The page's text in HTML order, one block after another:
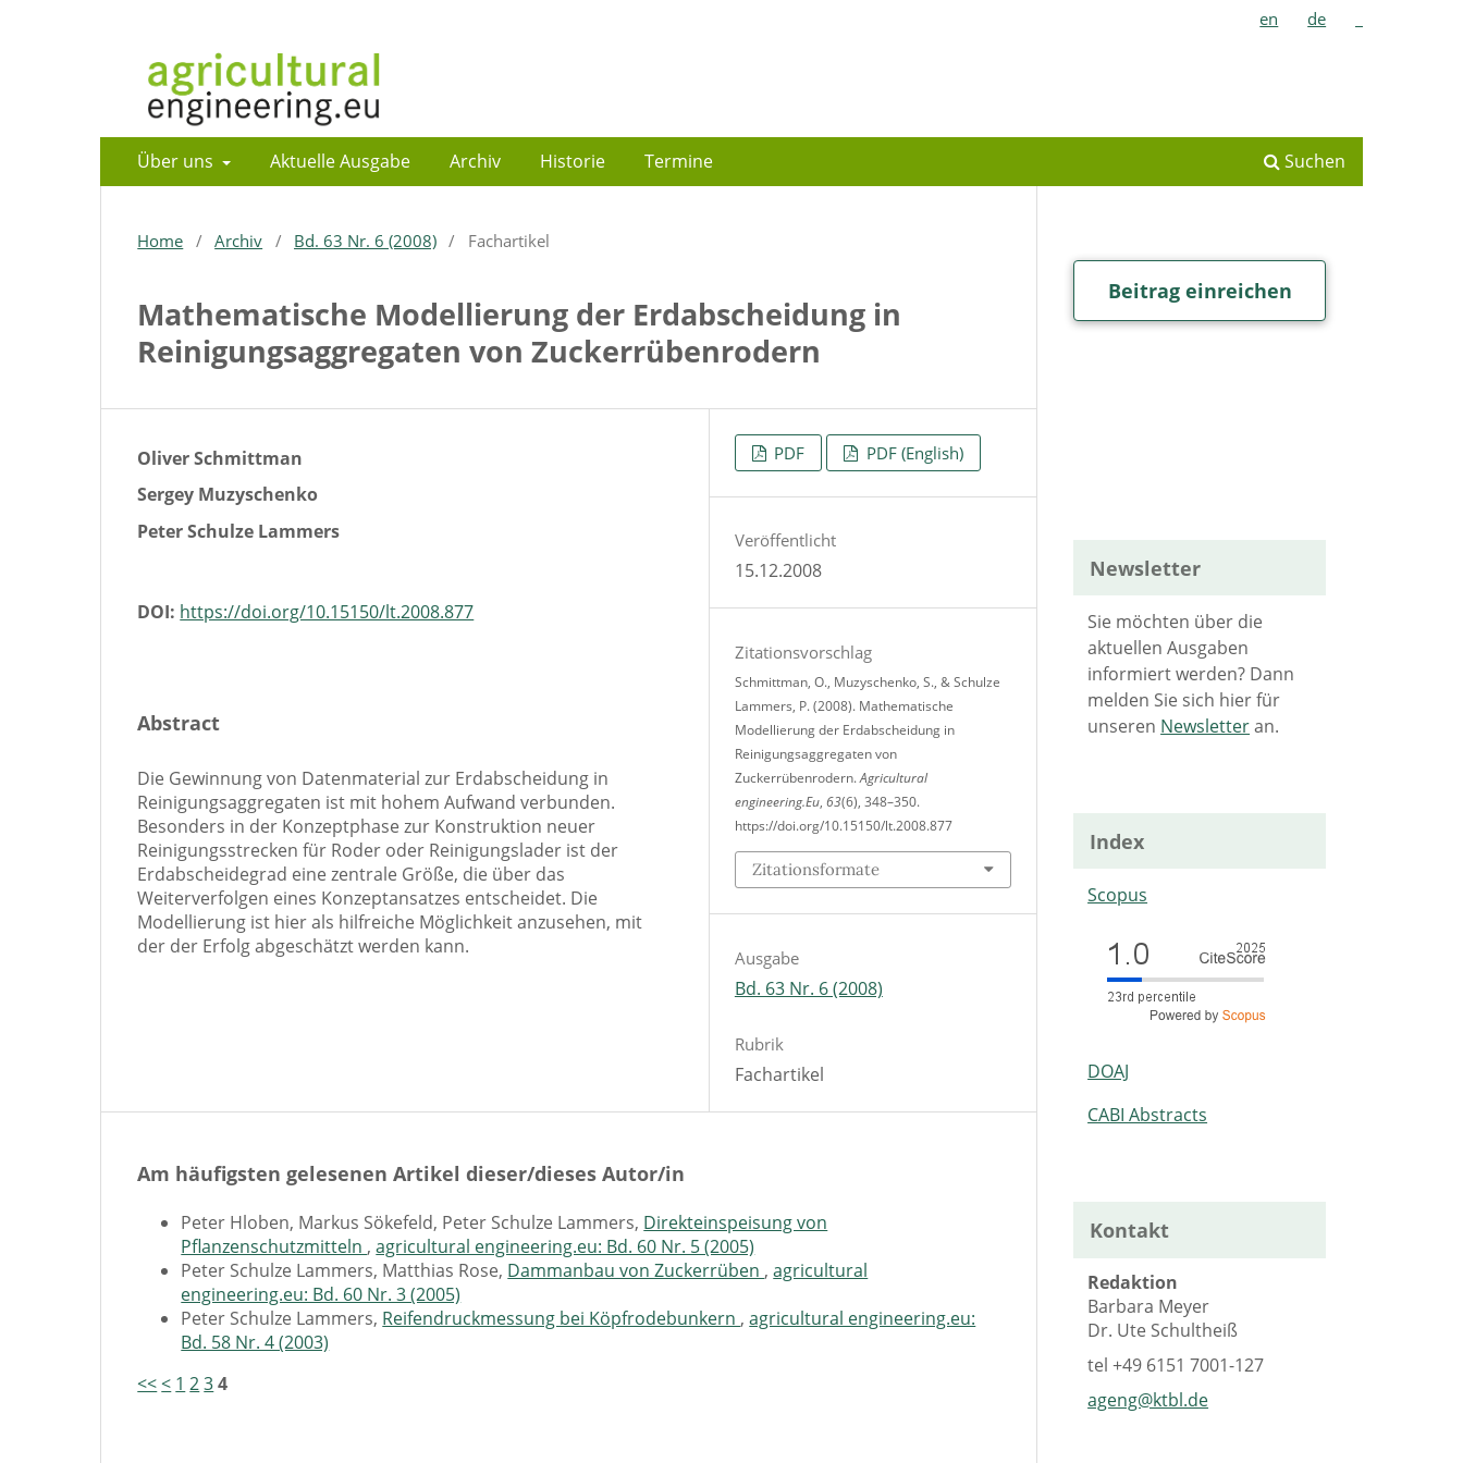
Über uns Aktuelle Ausgabe Archiv Historie Termine Suchen
en de
Home / Archiv / Bd. 63 Nr. 6 (2008) / Fachartikel
Mathematische Modellierung der Erdabscheidung in
Reinigungsaggregaten von Zuckerrübenrodern
Oliver Schmittman
Sergey Muzyschenko
Peter Schulze Lammers
DOI: https://doi.org/10.15150/lt.2008.877
Abstract
Die Gewinnung von Datenmaterial zur Erdabscheidung in
Reinigungsaggregaten ist mit hohem Aufwand verbunden.
Besonders in der Konzeptphase zur Konstruktion neuer
Reinigungsstrecken für Roder oder Reinigungslader ist der
Erdabscheidegrad eine zentrale Größe, die über das
Weiterverfolgen eines Konzeptansatzes entscheidet. Die
Modellierung ist hier als hilfreiche Möglichkeit anzusehen, mit
der der Erfolg abgeschätzt werden kann.
PDF PDF (English)
Veröffentlicht
15.12.2008
Zitationsvorschlag
Schmittman, O., Muzyschenko, S., & Schulze
Lammers, P. (2008). Mathematische
Modellierung der Erdabscheidung in
Reinigungsaggregaten von
Zuckerrübenrodern.Agricultural
engineering.Eu, 63(6), 348–350.
https://doi.org/10.15150/lt.2008.877
Zitationsformate
Ausgabe
Bd. 63 Nr. 6 (2008)
Rubrik
Fachartikel
Am häufigsten gelesenen Artikel dieser/dieses Autor/in
Peter Hloben, Markus Sökefeld, Peter Schulze Lammers, Direkteinspeisung von
Pflanzenschutzmitteln ,agricultural engineering.eu: Bd. 60 Nr. 5 (2005)
Peter Schulze Lammers, Matthias Rose, Dammanbau von Zuckerrüben ,agricultural
engineering.eu: Bd. 60 Nr. 3 (2005)
Peter Schulze Lammers, Reifendruckmessung bei Köpfrodebunkern ,agricultural engineering.eu:
Bd. 58 Nr. 4 (2003)
<<< 1 234
Beitrag einreichen
Newsletter
Sie möchten über die
aktuellen Ausgaben
informiert werden? Dann
melden Sie sich hier für
unseren Newsletteran.
Index
Scopus
DOAJ
CABI Abstracts
Kontakt
Redaktion
Barbara Meyer
Dr. Ute Schultheiß
tel+49 6151 7001-127
ageng@ktbl.de